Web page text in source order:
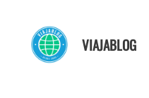
contenido
VIAJABLOG